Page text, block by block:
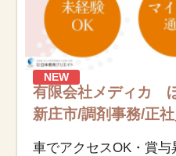
NEW
有限会社メディカ
新庄市/調剤事務/正
車でアクセスOK・賞